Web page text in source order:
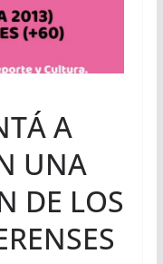
A
UNA
DE LOS